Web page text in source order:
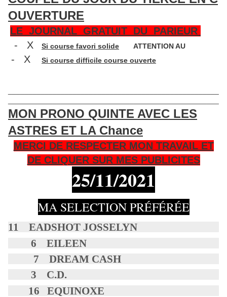
OUVERTURE
LE JOURNAL GRATUIT DU PARIEUR
- X
Si course favori solide ATTENTION AU
- X Si course difficile course ouverte
MON PRONO QUINTE AVEC LES
ASTRES ET LA Chance
MERCI DE RESPECTER MON TRAVAIL ET
DE CLIQUER SUR MES PUBLICITES
25/11/2021
MA SELECTION PRÉFÉRÉE
11 EADSHOT JOSSELYN
6 EILEEN
7 DREAM CASH
3 C.D.
16 EQUINOXE